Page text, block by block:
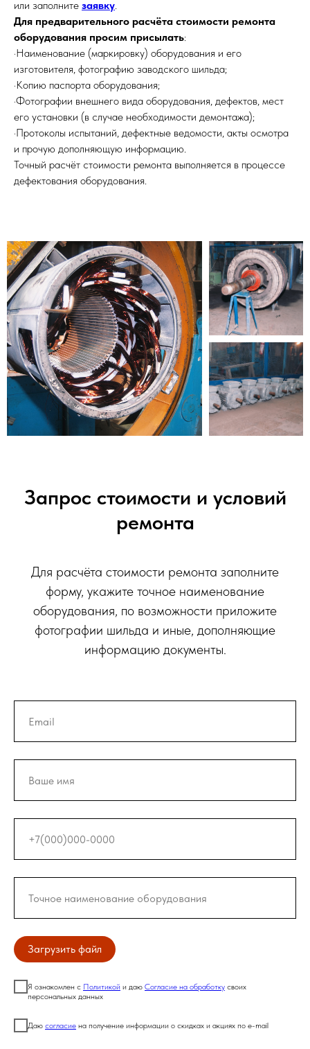
или заполните заявку.
Для предварительного расчёта стоимости ремонта
оборудования просим присылать:
·Наименование (маркировку) оборудования и его
изготовителя, фотографию заводского шильда;
·Копию паспорта оборудования;
·Фотографии внешнего вида оборудования, дефектов, мест
его установки (в случае необходимости демонтажа);
·Протоколы испытаний, дефектные ведомости, акты осмотра
и прочую дополняющую информацию.
Точный расчёт стоимости ремонта выполняется в процессе
дефектования оборудования.
Запрос стоимости и условий
ремонта
Для расчёта стоимости ремонта заполните
форму, укажите точное наименование
оборудования, по возможности приложите
фотографии шильда и иные, дополняющие
информацию документы.
Загрузить файл
Я ознакомлен с Политикой и даю Согласие на обработку своих
персональных данных
Даю согласие на получение информации о скидках и акциях по e-mail